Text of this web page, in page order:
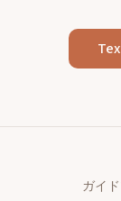
ガイド